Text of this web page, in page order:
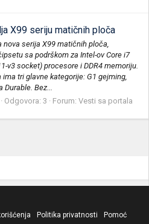
X99 seriju matičnih ploča
nova serija X99 matičnih ploča,
sa podrškom za Intel-ov Core i7
v3 socket) procesore i DDR4 memoriju.
tri glavne kategorije: G1 gejming,
Durable. Bez...
Odgovora: 3 Forum: Vesti sa portala
Politika privatnosti
Pomoć